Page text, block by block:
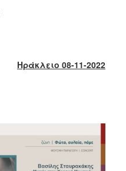
Ηράκλειο 08-11-2022